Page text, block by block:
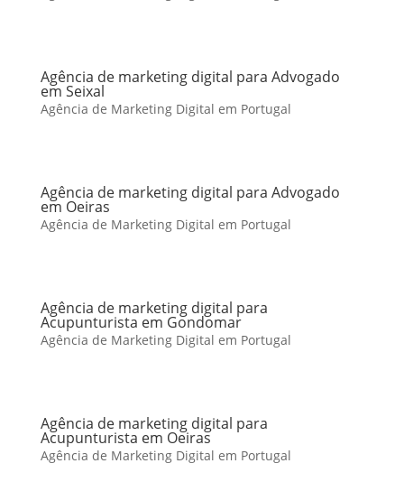
Agência de marketing digital para Advogado
em Seixal
Agência de Marketing Digital em Portugal
Agência de marketing digital para Advogado
em Oeiras
Agência de Marketing Digital em Portugal
Agência de marketing digital para
Acupunturista em Gondomar
Agência de Marketing Digital em Portugal
Agência de marketing digital para
Acupunturista em Oeiras
Agência de Marketing Digital em Portugal